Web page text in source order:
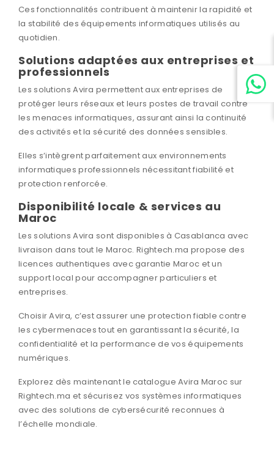
Ces fonctionnalités contribuent à maintenir la rapidité et
la stabilité des équipements informatiques utilisés au
quotidien.
Solutions adaptées aux entreprises et
professionnels
Les solutions Avira permettent aux entreprises de
protéger leurs réseaux et leurs postes de travail contre
les menaces informatiques, assurant ainsi la continuité
des activités et la sécurité des données sensibles.
Elles s’intègrent parfaitement aux environnements
informatiques professionnels nécessitant fiabilité et
protection renforcée.
Disponibilité locale & services au
Maroc
Les solutions Avira sont disponibles à Casablanca avec
livraison dans tout le Maroc. Rightech.ma propose des
licences authentiques avec garantie Maroc et un
support local pour accompagner particuliers et
entreprises.
Choisir Avira, c’est assurer une protection fiable contre
les cybermenaces tout en garantissant la sécurité, la
confidentialité et la performance de vos équipements
numériques.
Explorez dès maintenant le catalogue Avira Maroc sur
Rightech.ma et sécurisez vos systèmes informatiques
avec des solutions de cybersécurité reconnues à
l’échelle mondiale.